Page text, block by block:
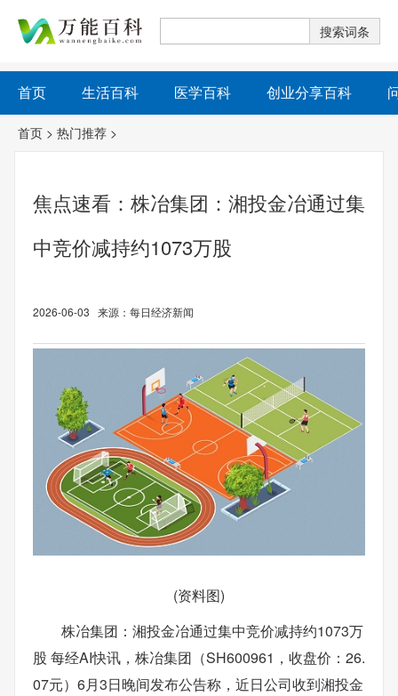
首页 生活百科 医学百科 创业分享百科
首页 > 热门推荐 >
焦点速看：株冶集团：湘投金冶通过集
中竞价减持约1073万股
2026-06-03 来源：每日经济新闻
(资料图)
株冶集团：湘投金冶通过集中竞价减持约1073万
股 每经AI快讯，株冶集团（SH600961，收盘价：26.
07元）6月3日晚间发布公告称，近日公司收到湘投金